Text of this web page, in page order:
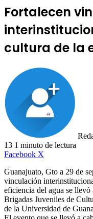
Fortalecen
cultura de la
13 1 minuto de lectura
Facebook X
Guanajuato, Gto a 29 de
vinculación
eficiencia del agua se
Brigadas Juveniles de
de la Universidad de